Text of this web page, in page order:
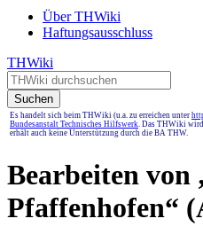
Über THWiki
Haftungsausschluss
THWiki
Suchen
Es handelt sich beim THWiki (u.a. zu erreichen unter
Bundesanstalt Technisches Hilfswerk. Das THWiki wird
erhält auch keine Unterstützung durch die BA THW.
Bearbeiten von
Pfaffenhofen“